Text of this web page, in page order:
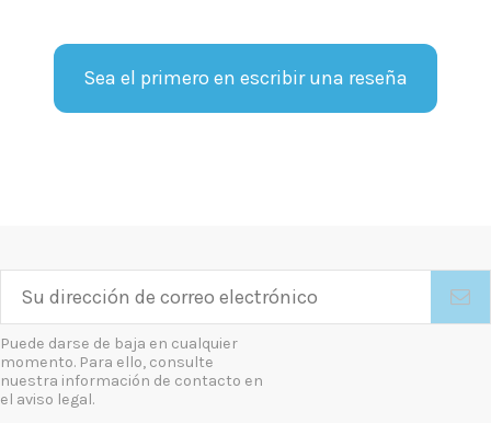
Sea el primero en escribir una reseña
Puede darse de baja en cualquier
momento. Para ello, consulte
nuestra información de contacto en
el aviso legal.